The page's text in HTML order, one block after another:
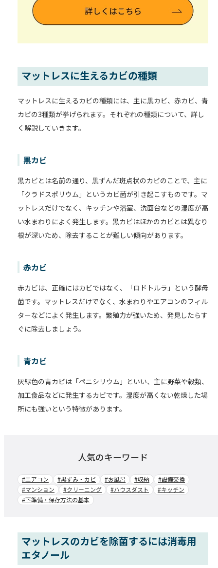
マットレスに生えるカビの種類
マットレスに生えるカビの種類には、主に黒カビ、赤カビ、青
カビの3種類が挙げられます。それぞれの種類について、詳し
く解説していきます。
黒カビ
黒カビとは名前の通り、黒ずんだ斑点状のカビのことで、主に
「クラドスポリウム」というカビ菌が引き起こすものです。マ
ットレスだけでなく、キッチンや浴室、洗面台などの湿度が高
い水まわりによく発生します。黒カビはほかのカビとは異なり
根が深いため、除去することが難しい傾向があります。
赤カビ
赤カビは、正確にはカビではなく、「ロドトルラ」という酵母
菌です。マットレスだけでなく、水まわりやエアコンのフィル
ターなどによく発生します。繁殖力が強いため、発見したらす
ぐに除去しましょう。
青カビ
灰緑色の青カビは「ペニシリウム」といい、主に野菜や穀類、
加工食品などに発生するカビです。湿度が高くない乾燥した場
所にも強いという特徴があります。
人気のキーワード
#エアコン #黒ずみ・カビ #お風呂 #収納
#設備交換
#マンション
#クリーニング #ハウスダスト
#キッチン
#下準備・保存方法の基本
マットレスのカビを除菌するには消毒用
エタノール